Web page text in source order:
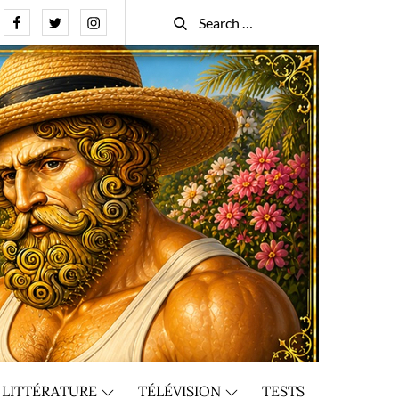
FacebookTwitterInstagram
Search
for:
Search
LITTÉRATURE TÉLÉVISION TESTS